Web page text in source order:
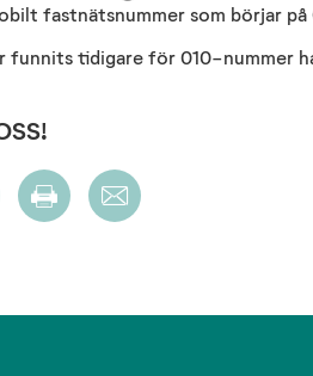
fastnätsnummer som börjar
funnits tidigare för 010-nummer